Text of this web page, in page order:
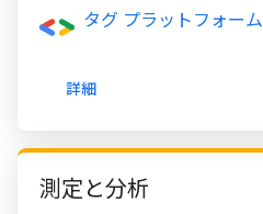
タグ プラットフォーム
詳細
測定と分析